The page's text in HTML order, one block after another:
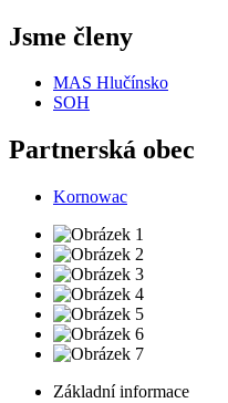
Jsme členy
MAS Hlučínsko
SOH
Partnerská obec
Kornowac
Základní informace